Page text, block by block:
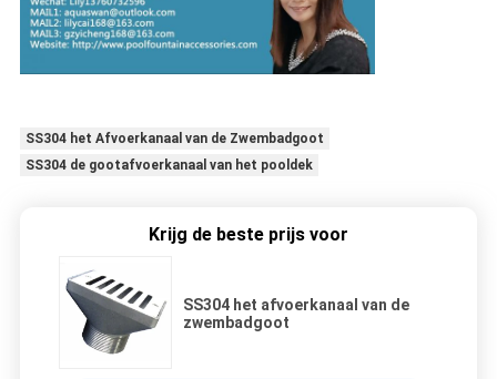
SS304 het Afvoerkanaal van de Zwembadgoot
SS304 de gootafvoerkanaal van het pooldek
Krijg de beste prijs voor
SS304 het afvoerkanaal van de
zwembadgoot